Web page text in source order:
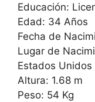
Educación:
Edad: 34 Años
Fecha de
Lugar de
Estados Unidos
Altura: 1.68 m
Peso: 54 Kg